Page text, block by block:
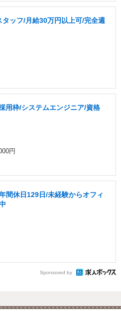
ッフ/月給30万円以上可/完全週
用枠/システムエンジニア/資格
円
間休日129日/未経験からオフィ
Sponsored by